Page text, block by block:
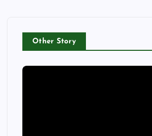
Other Story